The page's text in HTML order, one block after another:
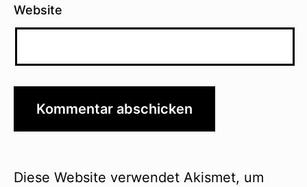
Website
Diese Website verwendet Akismet, um